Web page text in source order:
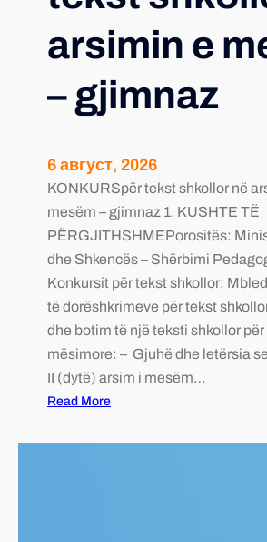
arsimin e
– gjimnaz
6 август, 2026
KONKURSpër tekst shkollor në
mesëm – gjimnaz 1. KUSHTE TË
PËRGJITHSHMEPorositës:
dhe Shkencës – Shërbimi
Konkursit për tekst shkollor:
të dorëshkrimeve për tekst
dhe botim të një teksti shkollor
mësimore: – Gjuhë dhe letërsia
II (dytë) arsim i mesëm…
Read More